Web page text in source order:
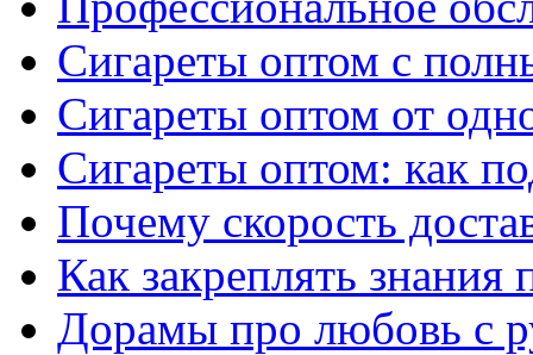
Сигареты оптом с
Сигареты оптом от
Сигареты оптом: как
Почему скорость
Как закреплять знания
Дорамы про любовь с